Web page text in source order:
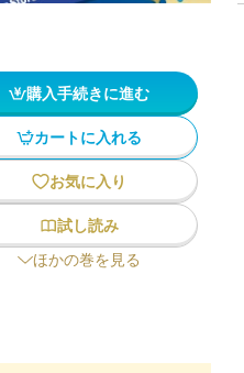
購入手続きに進む
カートに入れる
お気に入り
試し読み
ほかの巻を見る